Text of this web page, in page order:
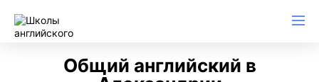
Общий английский в